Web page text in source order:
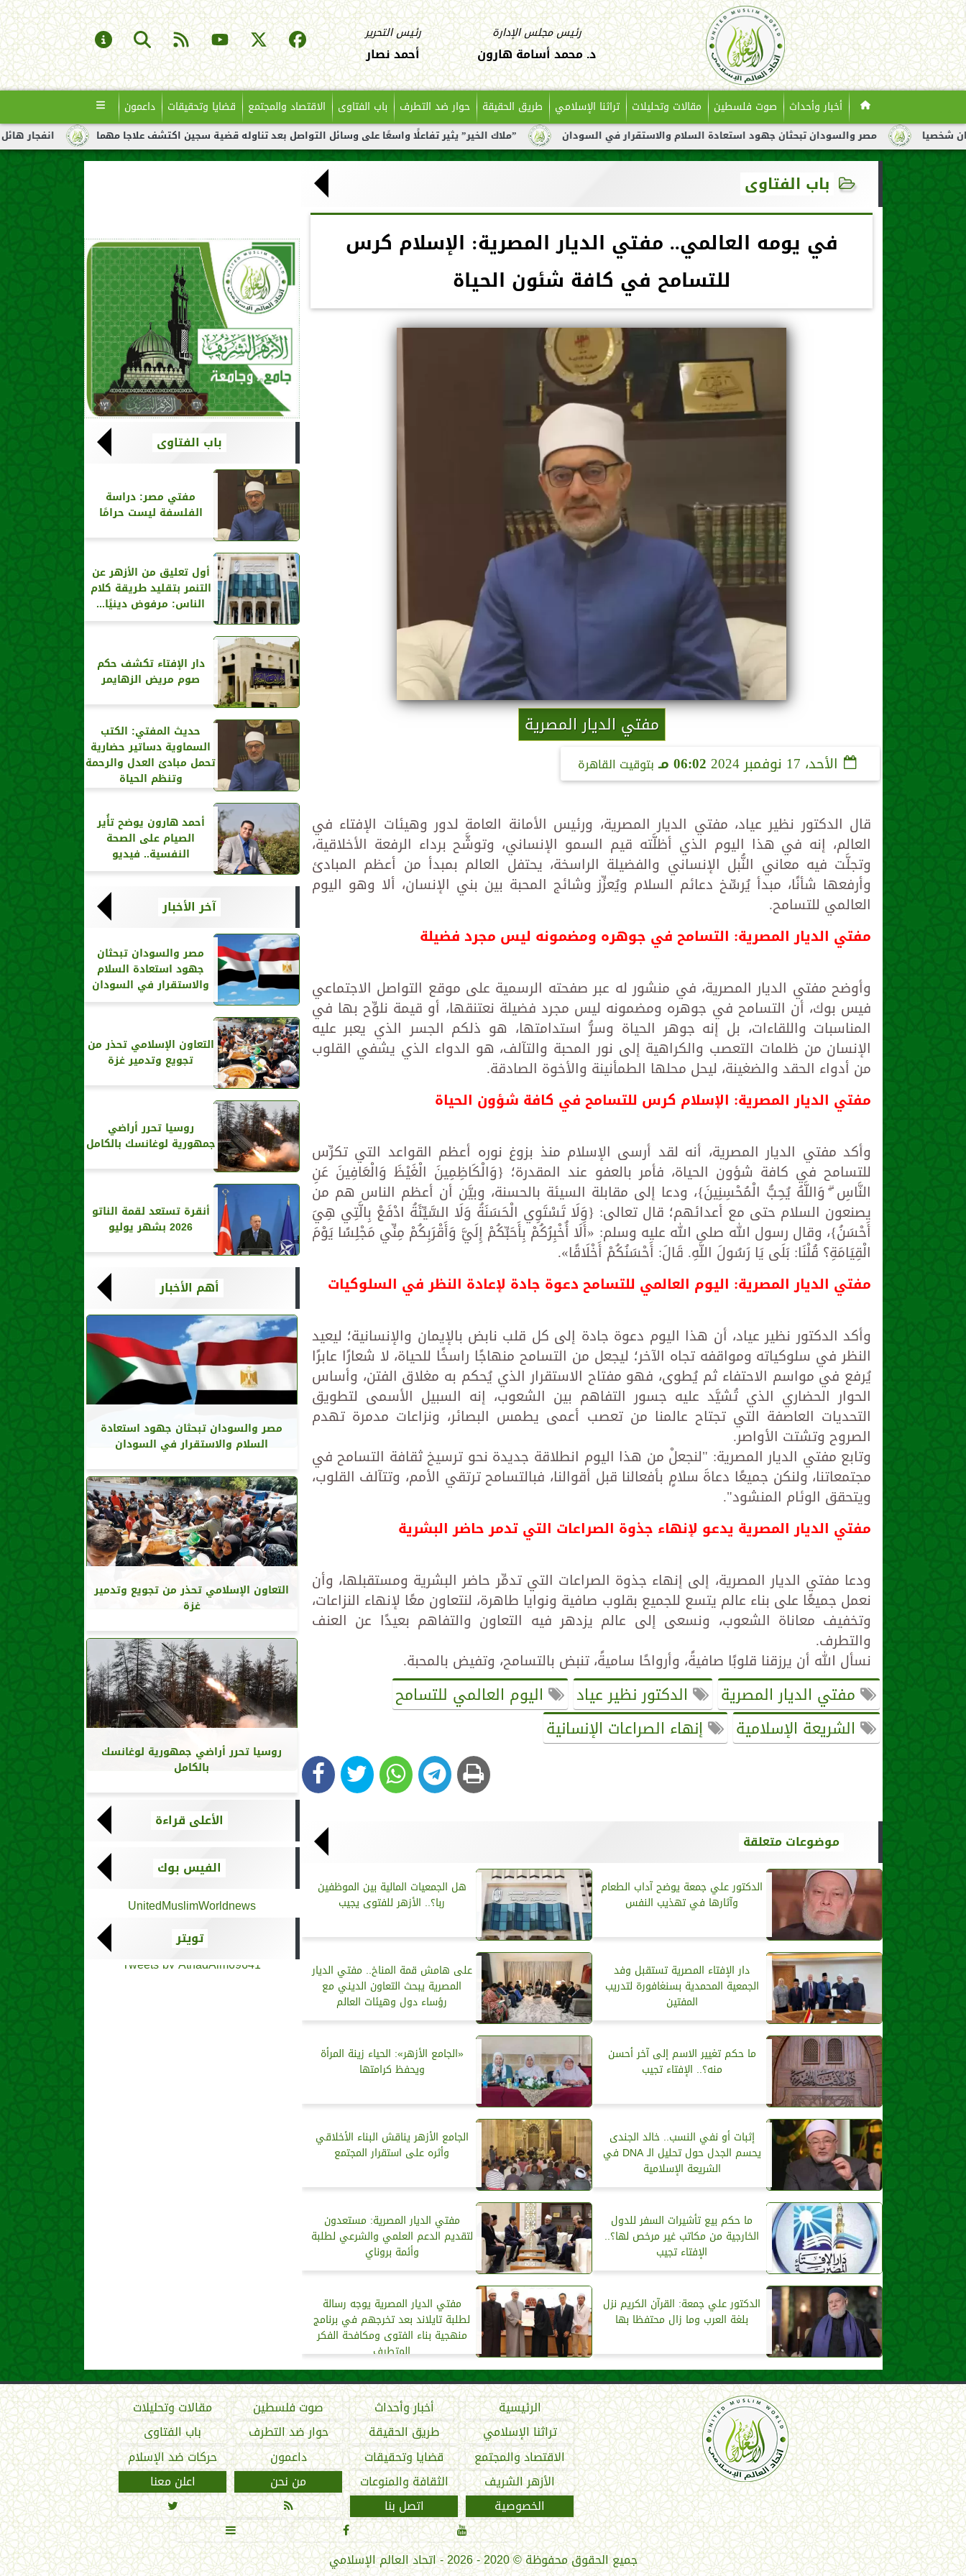
رئيس مجلس الإدارة
د. محمد أسامة هارون
رئيس التحرير
أحمد نصار
أخبار وأحداث صوت فلسطين مقالات وتحليلات تراثنا الإسلامي طريق الحقيقة حوار ضد التطرف باب الفتاوى الاقتصاد والمجتمع قضايا وتحقيقات داعمون
انفجار هائل لناقلة نفط ”ملاك الخير” يثير تفاعلًا واسعًا على وسائل التواصل بعد تناوله قضية سجين اكتشف علاجا مهما مصر والسودان تبحثان جهود استعادة السلام والاستقرار في السودان
باب الفتاوى
في يومه العالمي.. مفتي الديار المصرية: الإسلام كرس
للتسامح في كافة شئون الحياة
مفتي الديار المصرية
الأحد، 17 نوفمبر 2024 06:02 مـ بتوقيت القاهرة
قال الدكتور نظير عياد، مفتي الديار المصرية، ورئيس الأمانة العامة لدور وهيئات الإفتاء في
العالم، إنه في هذا اليوم الذي أظلَّته قيم السمو الإنساني، وتوشَّح برداء الرفعة الأخلاقية،
وتجلَّت فيه معاني النُّبل الإنساني والفضيلة الراسخة، يحتفل العالم بمبدأ من أعظم المبادئ
وأرفعها شأنًا، مبدأ يُرسِّخ دعائم السلام ويُعزِّز وشائج المحبة بين بني الإنسان، ألا وهو اليوم
العالمي للتسامح.
مفتي الديار المصرية: التسامح في جوهره ومضمونه ليس مجرد فضيلة
وأوضح مفتي الديار المصرية، في منشور له عبر صفحته الرسمية على موقع التواصل الاجتماعي
فيس بوك، أن التسامح في جوهره ومضمونه ليس مجرد فضيلة نعتنقها، أو قيمة نلوِّح بها في
المناسبات واللقاءات، بل إنه جوهر الحياة وسرُّ استدامتها، هو ذلكم الجسر الذي يعبر عليه
الإنسان من ظلمات التعصب والكراهية إلى نور المحبة والتآلف، هو الدواء الذي يشفي القلوب
من أدواء الحقد والضغينة، ليحل محلها الطمأنينة والأخوة الصادقة.
مفتي الديار المصرية: الإسلام كرس للتسامح في كافة شؤون الحياة
وأكد مفتي الديار المصرية، أنه لقد أرسى الإسلام منذ بزوغ نوره أعظم القواعد التي تكرِّس
للتسامح في كافة شؤون الحياة، فأمر بالعفو عند المقدرة؛ {وَالْكَاظِمِينَ الْغَيْظَ وَالْعَافِينَ عَنِ
النَّاسِ ۗ وَاللَّهُ يُحِبُّ الْمُحْسِنِينَ}، ودعا إلى مقابلة السيئة بالحسنة، وبيَّن أن أعظم الناس هم من
يصنعون السلام حتى مع أعدائهم؛ قال تعالى: {وَلَا تَسْتَوِي الْحَسَنَةُ وَلَا السَّيِّئَةُ ادْفَعْ بِالَّتِي هِيَ
أَحْسَنُ}، وقال رسول الله صلى الله عليه وسلم: «أَلَا أُخْبِرُكُمْ بِأَحَبِّكُمْ إِلَيَّ وَأَقْرَبِكُمْ مِنِّي مَجْلِسًا يَوْمَ
الْقِيَامَةِ؟ قُلْنَا: بَلَى يَا رَسُولَ اللَّهِ. قَالَ: أَحْسَنُكُمْ أَخْلَاقًا».
مفتي الديار المصرية: اليوم العالمي للتسامح دعوة جادة لإعادة النظر في السلوكيات
وأكد الدكتور نظير عياد، أن هذا اليوم دعوة جادة إلى كل قلب نابض بالإيمان والإنسانية؛ ليعيد
النظر في سلوكياته ومواقفه تجاه الآخر؛ ليجعل من التسامح منهاجًا راسخًا للحياة، لا شعارًا عابرًا
يُرفع في مواسم الاحتفاء ثم يُطوى، فهو مفتاح الاستقرار الذي يُحكم به مغلاق الفتن، وأساس
الحوار الحضاري الذي تُشيَّد عليه جسور التفاهم بين الشعوب، إنه السبيل الأسمى لتطويق
التحديات العاصفة التي تجتاح عالمنا من تعصب أعمى يطمس البصائر، ونزاعات مدمرة تهدم
الصروح وتشتت الأواصر.
وتابع مفتي الديار المصرية: "لنجعلْ من هذا اليوم انطلاقة جديدة نحو ترسيخ ثقافة التسامح في
مجتمعاتنا، ولنكن جميعًا دعاةَ سلامٍ بأفعالنا قبل أقوالنا، فبالتسامح ترتقي الأمم، وتتآلف القلوب،
ويتحقق الوئام المنشود".
مفتي الديار المصرية يدعو لإنهاء جذوة الصراعات التي تدمر حاضر البشرية
ودعا مفتي الديار المصرية، إلى إنهاء جذوة الصراعات التي تدمِّر حاضر البشرية ومستقبلها، وأن
نعمل جميعًا على بناء عالم يتسع للجميع بقلوب صافية ونوايا طاهرة، لنتعاون معًا لإنهاء النزاعات،
وتخفيف معاناة الشعوب، ونسعى إلى عالم يزدهر فيه التعاون والتفاهم بعيدًا عن العنف
والتطرف.
نسأل الله أن يرزقنا قلوبًا صافيةً، وأرواحًا ساميةً، تنبض بالتسامح، وتفيض بالمحبة.
مفتي الديار المصرية الدكتور نظير عياد
اليوم العالمي للتسامح
الشريعة الإسلامية
إنهاء الصراعات الإنسانية
موضوعات متعلقة
الدكتور علي جمعة يوضح آداب الطعام
وآثارها في تهذيب النفس
هل الجمعيات المالية بين الموظفين
ربا؟.. الأزهر للفتوى يجيب
دار الإفتاء المصرية تستقبل وفد
الجمعية المحمدية بسنغافورة لتدريب
المفتين
على هامش قمة المناخ.. مفتي الديار
المصرية يبحث التعاون الديني مع
رؤساء دول وهيئات العالم
ما حكم تغيير الاسم إلى آخر أحسن
منه؟.. الإفتاء تجيب
«الجامع الأزهر»: الحياء زينة المرأة
ويحفظ كرامتها
إثبات أو نفي النسب.. خالد الجندى
يحسم الجدل حول تحليل الـ DNA في
الشريعة الإسلامية
الجامع الأزهر يناقش البناء الأخلاقي
وأثره على استقرار المجتمع
ما حكم بيع تأشيرات السفر للدول
الخارجية من مكاتب غير مرخص لها؟..
الإفتاء تجيب
مفتي الديار المصرية: مستعدون
لتقديم الدعم العلمي والشرعي لطلبة
وأئمة بروناي
الدكتور علي جمعة: القرآن الكريم نزل
بلغة العرب وما زال محتفظا بها
مفتي الديار المصرية يوجه رسالة
لطلبة تايلاند بعد تخرجهم في برنامج
منهجية بناء الفتوى ومكافحة الفكر
المتطرف
باب الفتاوى
مفتي مصر: دراسة
الفلسفة ليست حرامًا
أول تعليق من الأزهر عن
التنمر بتقليد طريقة كلام
الناس: مرفوض دينيًا...
دار الإفتاء تكشف حكم
صوم مريض الزهايمر
حديث المفتي: الكتب
السماوية دساتير حضارية
تحمل مبادئ العدل والرحمة
وتنظم الحياة
أحمد هارون يوضح تأُير
الصيام على الصحة
النفسية.. فيديو
آخر الأخبار
مصر والسودان تبحثان
جهود استعادة السلام
والاستقرار في السودان
التعاون الإسلامي تحذر من
تجويع وتدمير غزة
روسيا تحرر أراضي
جمهورية لوغانسك بالكامل
أنقرة تستعد لقمة الناتو
2026 بشهر يوليو
أهم الأخبار
مصر والسودان تبحثان جهود استعادة
السلام والاستقرار في السودان
التعاون الإسلامي تحذر من تجويع وتدمير
غزة
روسيا تحرر أراضي جمهورية لوغانسك
بالكامل
الأعلى قراءة
الفيس بوك
UnitedMuslimWorldnews
تويتر
Tweets by AthadAlm69641
اتحاد العالم الإسلامي
الرئيسية أخبار وأحداث صوت فلسطين
مقالات وتحليلات
تراثنا الإسلامي
طريق الحقيقة حوار ضد التطرف
باب الفتاوى
الاقتصاد والمجتمع
قضايا وتحقيقات داعمون
حركات ضد الإسلام
الأزهر الشريف
الثقافة والمنوعات من نحن
اعلن معنا
الخصوصية
اتصل بنا 




جميع الحقوق محفوظة©2020 - 2026 - اتحاد العالم الإسلامي